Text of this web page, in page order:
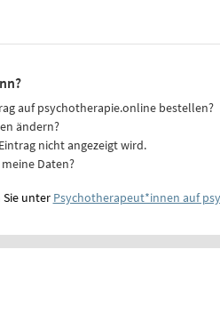
auf psychotherapie.online bestellen?
ändern?
nicht angezeigt wird.
Daten?
unter Psychotherapeut*innen auf